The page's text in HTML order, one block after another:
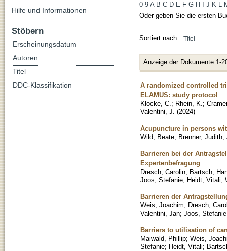
0-9 A B C D E F G H J K L
Oder geben Sie die ersten
Sortiert nach:
Anzeige der Dokumente 1-
A randomized controlled
ELAMUS: study protocol
Klocke, C. ; Rhein, K. ;
Valentini, J. (2024)
Acupuncture in persons
Wild, Beate; Brenner, Judith;
Barrieren bei der
Expertenbefragung
Dresch, Carolin; Bartsch,
Joos, Stefanie; Heidt, Vitali;
Barrieren der
Weis, Joachim; Dresch,
Valentini, Jan; Joos, Stefanie
Barriers to utilisation of
Maiwald, Phillip; Weis,
Stefanie; Heidt, Vitali;
Hilfe und Informationen
Stöbern
Erscheinungsdatum
Autoren
Titel
DDC-Klassifikation